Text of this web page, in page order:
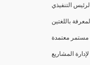
التنفيذي
باللغتين
مستمر معتمدة
المشاريع